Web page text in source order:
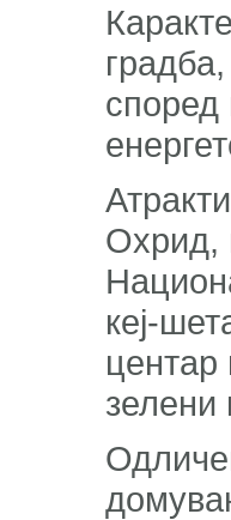
според
Охрид,
кеј-
зелени